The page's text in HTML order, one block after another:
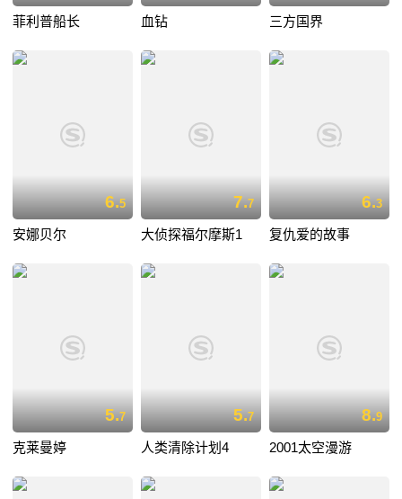
菲利普船长 血钻 三方国界
6.5
安娜贝尔
7.7
大侦探福尔摩斯1
6.3
复仇爱的故事
5.7
克莱曼婷
5.7
人类清除计划4
8.9
2001太空漫游